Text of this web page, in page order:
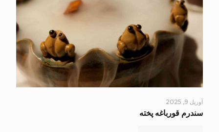
آوریل 9, 2025
سندرم قورباغه پخته